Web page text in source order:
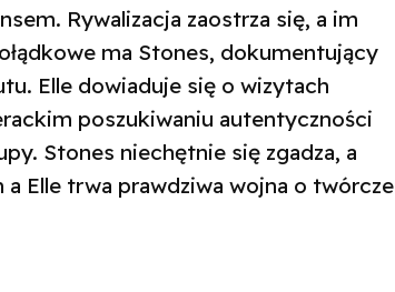
Rywalizacja zaostrza się, a im
ma Stones, dokumentujący
Elle dowiaduje się o wizytach
poszukiwaniu autentyczności
Stones niechętnie się zgadza, a
Elle trwa prawdziwa wojna o twórcze